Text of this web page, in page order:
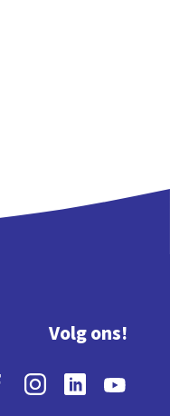
Volg ons!